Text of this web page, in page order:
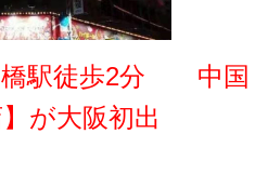
橋駅徒歩2分 中国
が大阪初出